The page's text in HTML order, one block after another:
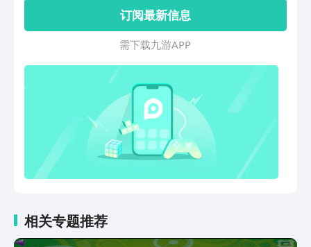
订阅最新信息
需 下 载 九 游 A P P
相关专题推荐